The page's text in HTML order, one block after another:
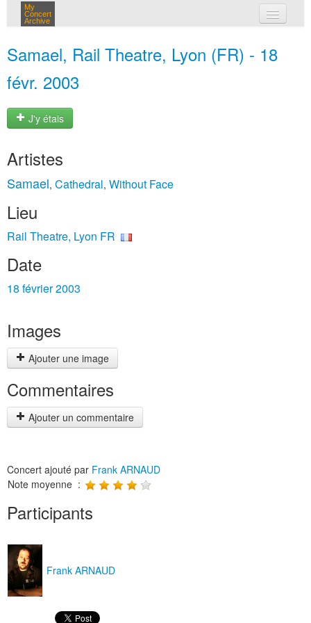
My
Concert
Archive
Samael, Rail Theatre, Lyon (FR) - 18
févr. 2003
J'y étais
Artistes
Samael, Cathedral, Without Face
Lieu
Rail Theatre, Lyon FR
Date
18 février 2003
Images
Ajouter une image
Commentaires
Ajouter un commentaire
Concert ajouté par Frank ARNAUD
Note moyenne :
Participants
Frank ARNAUD